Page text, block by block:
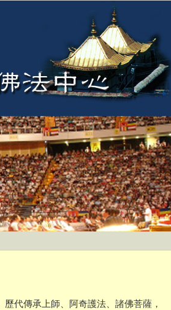
代傳承上師、阿奇護法、諸佛菩薩，